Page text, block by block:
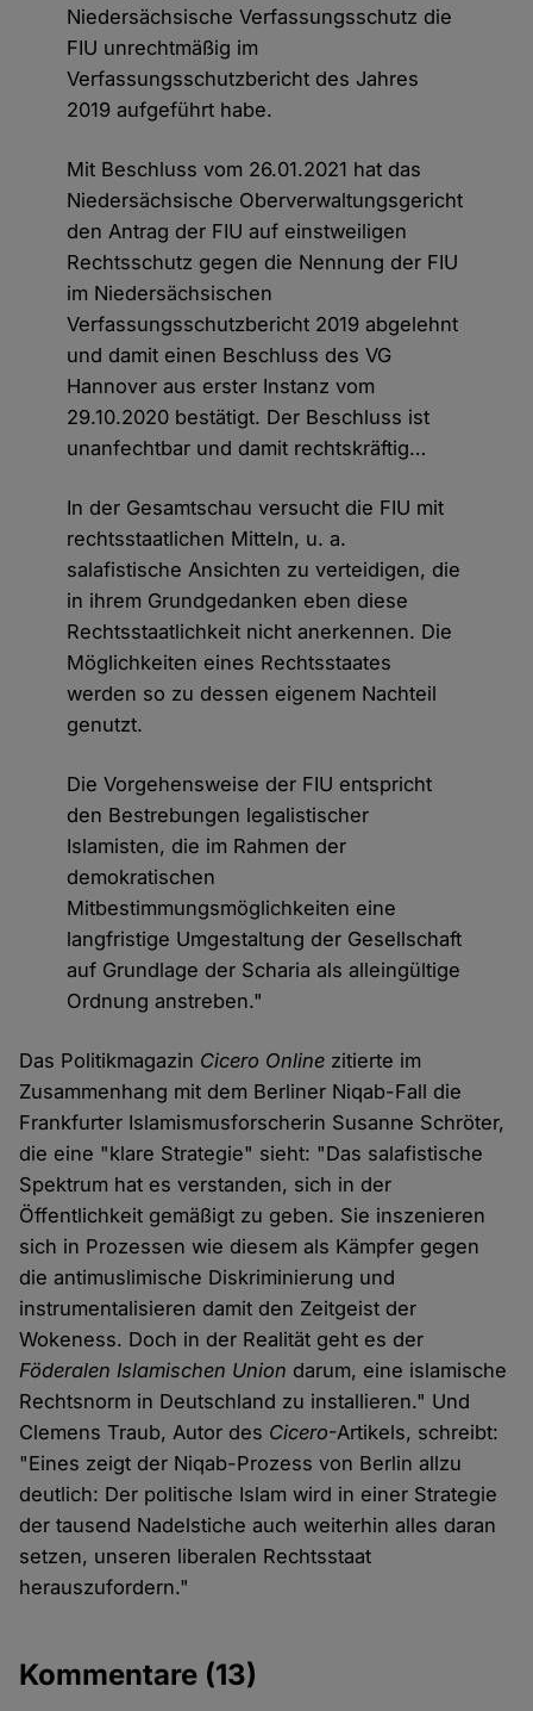
Niedersächsische Verfassungsschutz die
FIU unrechtmäßig im
Verfassungsschutzbericht des Jahres
2019 aufgeführt habe.
Mit Beschluss vom 26.01.2021 hat das
Niedersächsische Oberverwaltungsgericht
den Antrag der FIU auf einstweiligen
Rechtsschutz gegen die Nennung der FIU
im Niedersächsischen
Verfassungsschutzbericht 2019 abgelehnt
und damit einen Beschluss des VG
Hannover aus erster Instanz vom
29.10.2020 bestätigt. Der Beschluss ist
unanfechtbar und damit rechtskräftig…
In der Gesamtschau versucht die FIU mit
rechtsstaatlichen Mitteln, u. a.
salafistische Ansichten zu verteidigen, die
in ihrem Grundgedanken eben diese
Rechtsstaatlichkeit nicht anerkennen. Die
Möglichkeiten eines Rechtsstaates
werden so zu dessen eigenem Nachteil
genutzt.
Die Vorgehensweise der FIU entspricht
den Bestrebungen legalistischer
Islamisten, die im Rahmen der
demokratischen
Mitbestimmungsmöglichkeiten eine
langfristige Umgestaltung der Gesellschaft
auf Grundlage der Scharia als alleingültige
Ordnung anstreben."
Das Politikmagazin Cicero Online zitierte im
Zusammenhang mit dem Berliner Niqab-Fall die
Frankfurter Islamismusforscherin Susanne Schröter,
die eine "klare Strategie" sieht: "Das salafistische
Spektrum hat es verstanden, sich in der
Öffentlichkeit gemäßigt zu geben. Sie inszenieren
sich in Prozessen wie diesem als Kämpfer gegen
die antimuslimische Diskriminierung und
instrumentalisieren damit den Zeitgeist der
Wokeness. Doch in der Realität geht es der
Föderalen Islamischen Union darum, eine islamische
Rechtsnorm in Deutschland zu installieren." Und
Clemens Traub, Autor des Cicero-Artikels, schreibt:
"Eines zeigt der Niqab-Prozess von Berlin allzu
deutlich: Der politische Islam wird in einer Strategie
der tausend Nadelstiche auch weiterhin alles daran
setzen, unseren liberalen Rechtsstaat
herauszufordern."
Kommentare (13)